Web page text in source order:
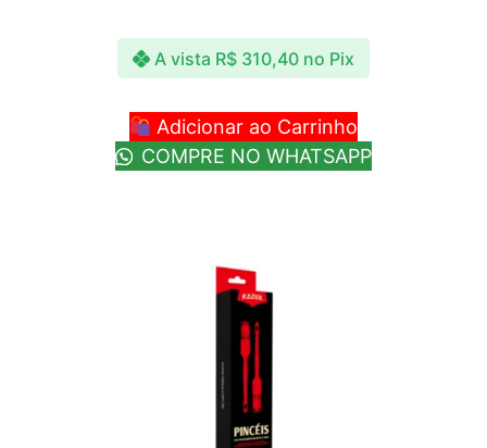
A vista R$ 310,40 no Pix
Adicionar ao Carrinho
COMPRE NO WHATSAPP